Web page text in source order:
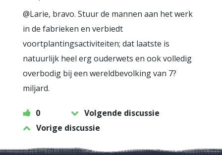
@Larie, bravo. Stuur de mannen aan het werk
in de fabrieken en verbiedt
voortplantingsactiviteiten; dat laatste is
natuurlijk heel erg ouderwets en ook volledig
overbodig bij een wereldbevolking van 7?
miljard.
0
Volgende discussie
Vorige discussie